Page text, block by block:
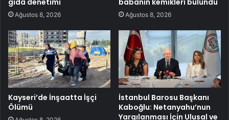
Ağustos 8, 2026 Ağustos 8, 2026
Kayseri’de İnşaatta İşçi
Ölümü
İstanbul Barosu Başkanı
Kaboğlu: Netanyahu’nun
Yargılanması İçin Ulusal ve